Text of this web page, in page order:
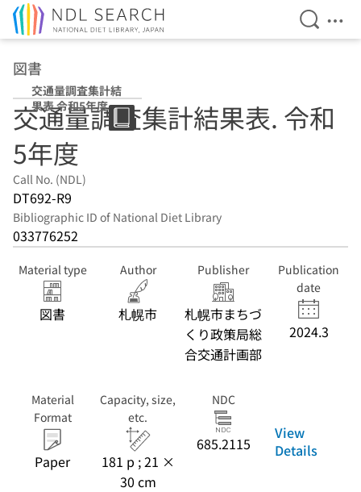
Open
図書
交通量調査集計結
果表 令和5年度
交通量調査集計結果表. 令和
5年度
Call No. (NDL)
DT692-R9
Bibliographic ID of National Diet Library
033776252
Material type
図書
Author
札幌市
Publisher
札幌市まちづ
くり政策局総
合交通計画部
Publication
date
2024.3
Material
Format
Paper
Capacity, size,
etc.
181 p ; 21 ×
30 cm
NDC
685.2115
View
Details